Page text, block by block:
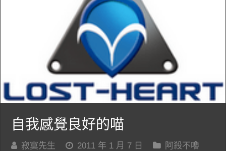
自我感覺良好的喵
寂寞先生 2011 年 1 月 7 日
阿殺不嚕